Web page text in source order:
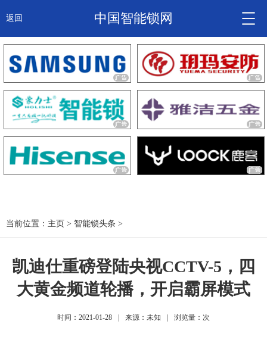
返回 中国智能锁网
智能锁头条
诚信企业
产品
大咖秀
关于我们
锁信通
当前位置： 主页 > 智能锁头条 >
凯迪仕重磅登陆央视CCTV-5，四
大黄金频道轮播，开启霸屏模式
时间：2021-01-28 来源：未知 浏览量： 次